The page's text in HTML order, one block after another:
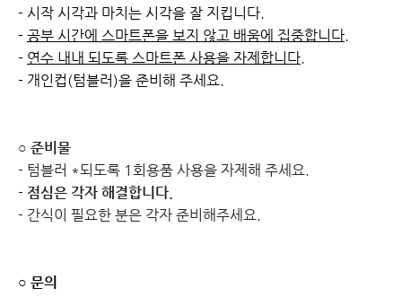
- 시작 시각과 마치는 시각을 잘 지킵니다.
- 공부 시간에 스마트폰을 보지 않고 배움에 집중합니다.
- 연수 내내 되도록 스마트폰 사용을 자제합니다.
- 개인컵(텀블러)을 준비해 주세요.
○ 준비물
- 텀블러 *되도록 1회용품 사용을 자제해 주세요.
- 점심은 각자 해결합니다.
- 간식이 필요한 분은 각자 준비해주세요.
○ 문의